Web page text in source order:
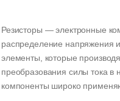
Резисторы — электронные
распределение напряжения
элементы, которые
преобразования силы тока в
компоненты широко